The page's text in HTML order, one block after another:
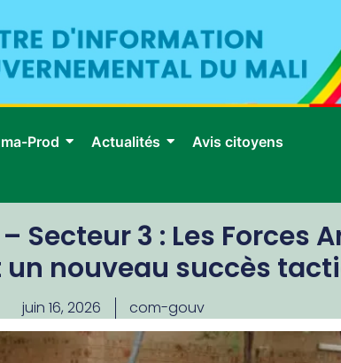
Prod Actualités Avis citoyens
Secteur 3 : Les Forces
nouveau succès
juin 16, 2026 com-gouv